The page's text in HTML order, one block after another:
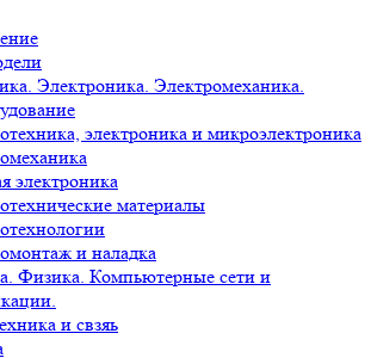
Электроника. Электромеханика.
электроника и микроэлектроника
электроника
материалы
и наладка
Физика. Компьютерные сети и
и свзяь